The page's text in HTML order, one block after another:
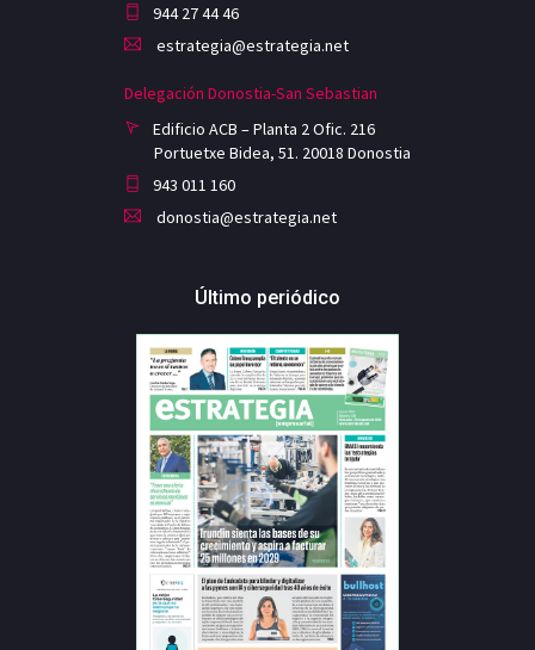
944 27 44 46
estrategia@estrategia.net
Delegación Donostia-San Sebastian
Edificio ACB – Planta 2 Ofic. 216
Portuetxe Bidea, 51. 20018 Donostia
943 011 160
donostia@estrategia.net
Último periódico